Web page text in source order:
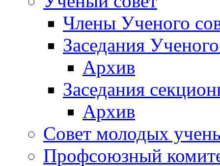
Члены Ученого
Заседания
Архив
Заседания
Архив
Совет молодых
Профсоюзный